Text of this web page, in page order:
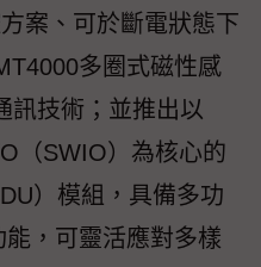
案、可於斷電狀態下
多圈式磁性感
訊技術；並推出以
（SWIO）為核心的
）模組，具備多功
，可靈活應對多樣